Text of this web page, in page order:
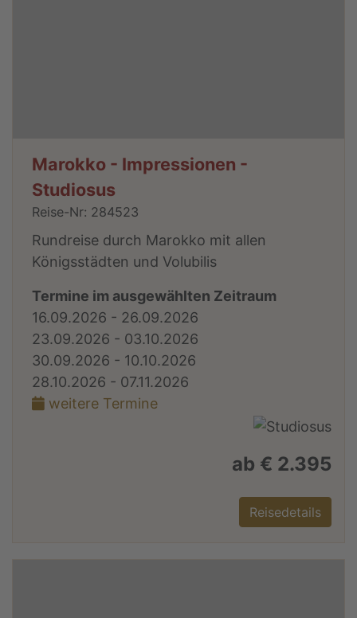
Marokko - Impressionen -
Studiosus
Reise-Nr: 284523
Rundreise durch Marokko mit allen
Königsstädten und Volubilis
Termine im ausgewählten Zeitraum
16.09.2026 - 26.09.2026
23.09.2026 - 03.10.2026
30.09.2026 - 10.10.2026
28.10.2026 - 07.11.2026
weitere Termine
ab € 2.395
Reisedetails